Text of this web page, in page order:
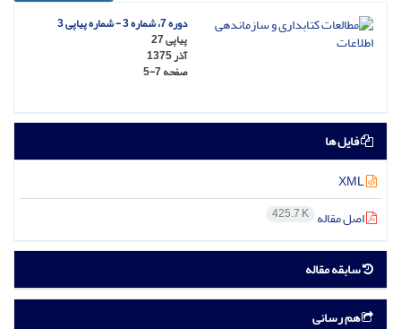
دوره 7، شماره 3 - شماره پیاپی 3
پیاپی 27
آذر 1375
صفحه5-7
فایل ها
اصل مقاله 425.7 K
سابقه مقاله
هم رسانی